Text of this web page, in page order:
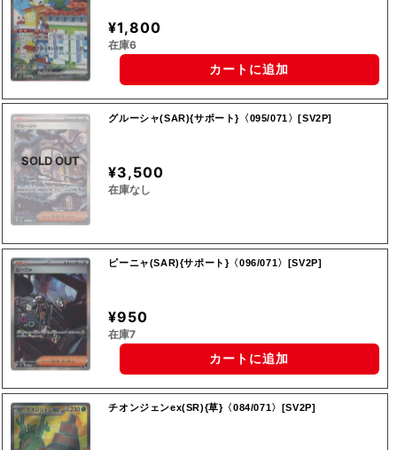
¥1,800
在庫6
カートに追加
SOLD OUT
グルーシャ(SAR){サポート}〈095/071〉[SV2P]
¥3,500
在庫なし
ピーニャ(SAR){サポート}〈096/071〉[SV2P]
¥950
在庫7
カートに追加
チオンジェンex(SR){草}〈084/071〉[SV2P]